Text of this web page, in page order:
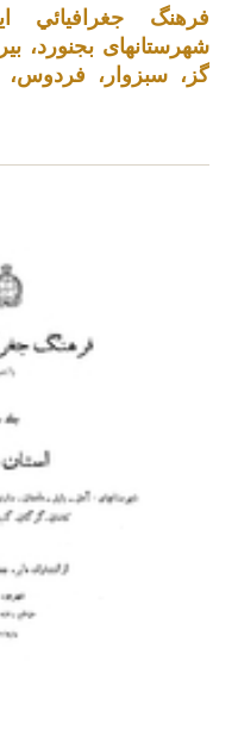
فرهنگ جغرافيائي
شهرستانهای بجنورد،
گز، سبزوار، فردوس،